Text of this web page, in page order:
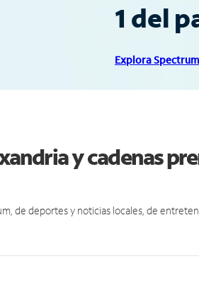
1 del
Explora
y cadenas
de deportes y noticias locales, de